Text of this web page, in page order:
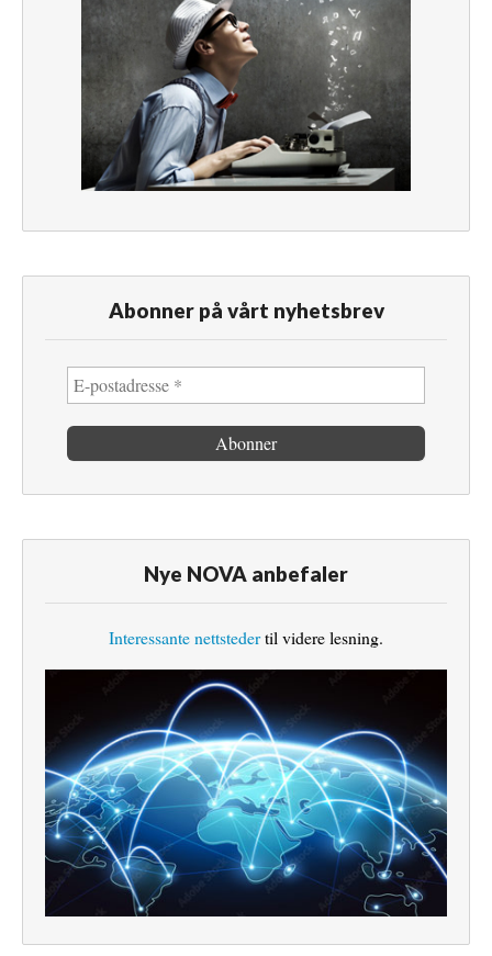
Abonner på vårt nyhetsbrev
Nye NOVA anbefaler
Interessante nettstedertil videre lesning.